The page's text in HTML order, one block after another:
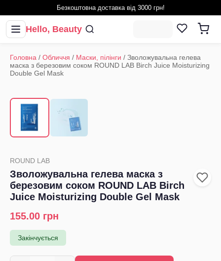
Безкоштовна доставка від 3000 грн!
Hello, Beauty
Головна / Обличчя / Маски, пілінги / Зволожувальна гелева
маска з березовим соком ROUND LAB Birch Juice Moisturizing
Double Gel Mask
ROUND LAB
Зволожувальна гелева маска з
березовим соком ROUND LAB Birch
Juice Moisturizing Double Gel Mask
155.00 грн
Закінчується